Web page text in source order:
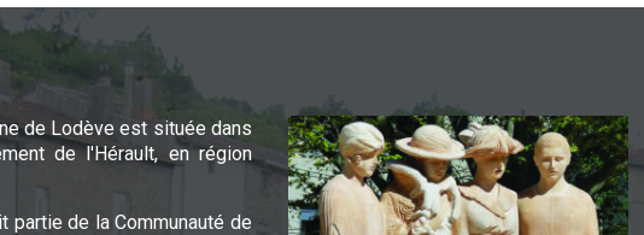
de Lodève est située dans
de l'Hérault, en région
partie de la Communauté de